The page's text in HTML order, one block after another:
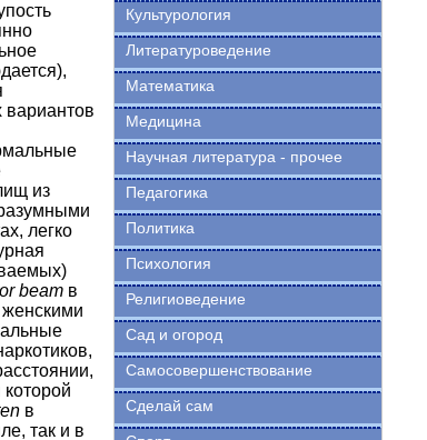
вариантов
из
легко
beamв
женскими
в
так и в
Культурология
Литературоведение
Математика
Медицина
Научная литература - прочее
Педагогика
Политика
Психология
Религиоведение
Сад и огород
Самосовершенствование
Сделай сам